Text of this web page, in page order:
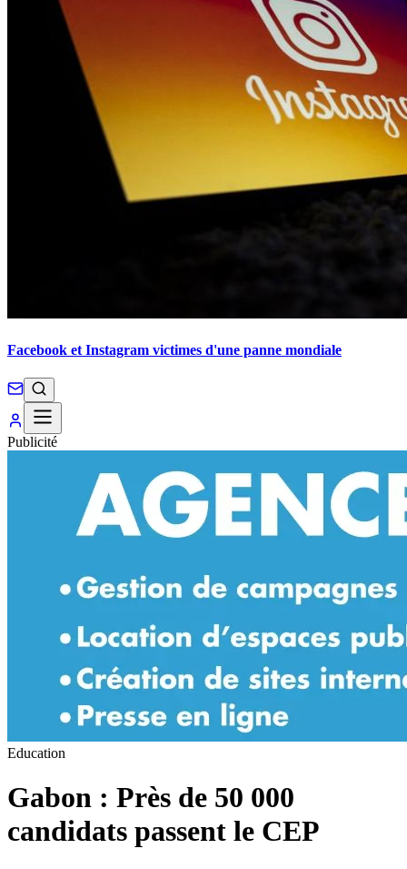
Facebook et Instagram victimes d'une panne mondiale
Publicité
Education
Gabon : Près de 50 000
candidats passent le CEP